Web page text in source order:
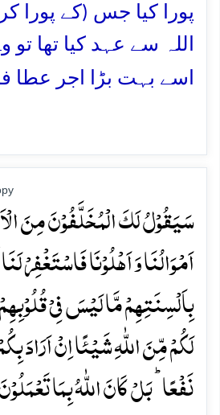
پورا کیا جس (کے پورا
اللہ سے عہد کیا تھا
اسے بہت بڑا اجر عطا
سَیَقُوۡلُ لَکَ الۡمُخَلَّفُوۡنَ مِنَ
اَمۡوَالُنَا وَ اَہۡلُوۡنَا فَاسۡتَغۡفِرۡ
بِاَلۡسِنَتِہِمۡ مَّا لَیۡسَ فِیۡ
لَکُمۡ مِّنَ اللّٰہِ شَیۡئًا اِنۡ اَرَادَ
نَفۡعًا ؕ بَلۡ کَانَ اللّٰہُ بِمَا تَعۡمَلُوۡنَ